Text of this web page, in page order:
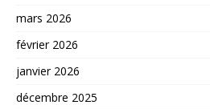
mars 2026
février 2026
janvier 2026
décembre 2025